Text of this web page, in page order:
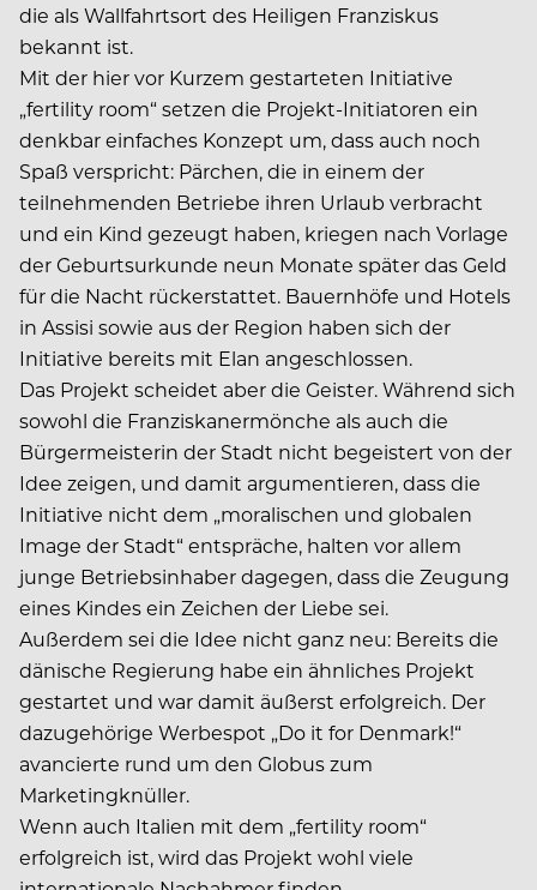
die als Wallfahrtsort des Heiligen Franziskus
bekannt ist.
Mit der hier vor Kurzem gestarteten Initiative
„fertility room“ setzen die Projekt-Initiatoren ein
denkbar einfaches Konzept um, dass auch noch
Spaß verspricht: Pärchen, die in einem der
teilnehmenden Betriebe ihren Urlaub verbracht
und ein Kind gezeugt haben, kriegen nach Vorlage
der Geburtsurkunde neun Monate später das Geld
für die Nacht rückerstattet. Bauernhöfe und Hotels
in Assisi sowie aus der Region haben sich der
Initiative bereits mit Elan angeschlossen.
Das Projekt scheidet aber die Geister. Während sich
sowohl die Franziskanermönche als auch die
Bürgermeisterin der Stadt nicht begeistert von der
Idee zeigen, und damit argumentieren, dass die
Initiative nicht dem „moralischen und globalen
Image der Stadt“ entspräche, halten vor allem
junge Betriebsinhaber dagegen, dass die Zeugung
eines Kindes ein Zeichen der Liebe sei.
Außerdem sei die Idee nicht ganz neu: Bereits die
dänische Regierung habe ein ähnliches Projekt
gestartet und war damit äußerst erfolgreich. Der
dazugehörige Werbespot „Do it for Denmark!“
avancierte rund um den Globus zum
Marketingknüller.
Wenn auch Italien mit dem „fertility room“
erfolgreich ist, wird das Projekt wohl viele